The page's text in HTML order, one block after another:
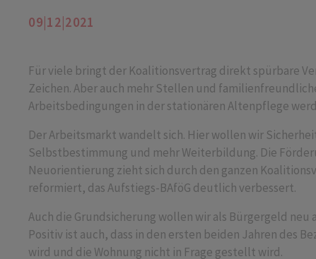
09|12|2021
Für viele bringt der Koalitionsvertrag direkt spürbare
Zeichen. Aber auch mehr Stellen und
Arbeitsbedingungen in der stationären Altenpflege
Der Arbeitsmarkt wandelt sich. Hier wollen wir
Selbstbestimmung und mehr Weiterbildung. Die
Neuorientierung zieht sich durch den ganzen
reformiert, das Aufstiegs-BAföG deutlich verbessert.
Auch die Grundsicherung wollen wir als Bürgergeld
Positiv ist auch, dass in den ersten beiden Jahren des
wird und die Wohnung nicht in Frage gestellt wird.